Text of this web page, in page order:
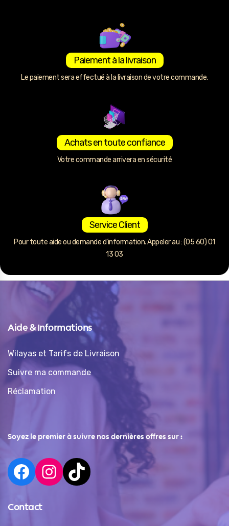
Paiement à la livraison
Le paiement sera effectué à la livraison de votre commande.
Achats en toute confiance
Votre commande arrivera en sécurité
Service Client
Pour toute aide ou demande d’information. Appeler au : (05 60) 01
13 03
Aide & Informations
Wilayas et Tarifs de Livraison
Suivre ma commande
Réclamation
Soyez le premier à suivre nos dernières offres sur :
Contact